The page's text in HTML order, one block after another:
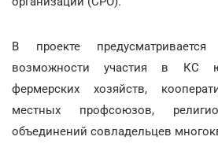
В проекте
возможности участия в КС
фермерских хозяйств,
местных профсоюзов,
объединений совладельцев